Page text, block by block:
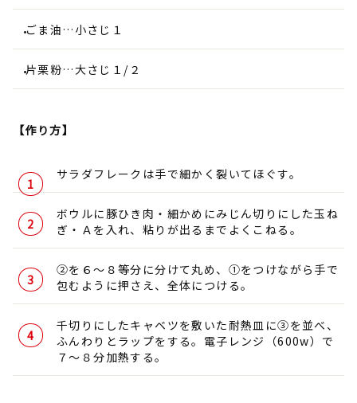
ごま油…小さじ１
片栗粉…大さじ１/２
【作り方】
サラダフレークは手で細かく裂いてほぐす。
ボウルに豚ひき肉・細かめにみじん切りにした玉ね
ぎ・Ａを入れ、粘りが出るまでよくこねる。
②を６～８等分に分けて丸め、①をつけながら手で
包むように押さえ、全体につける。
千切りにしたキャベツを敷いた耐熱皿に③を並べ、
ふんわりとラップをする。電子レンジ（600w）で
７～８分加熱する。